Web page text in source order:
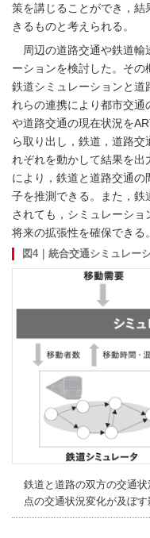
策を講じることができ，
きるものと考えられる。
周辺の道路交通や鉄道
ーションを検討した。そ
鉄道シミュレーションと道
れらの連携により都市交通
や道路交通の現在状況を
ら取り出し，鉄道，道路
れぞれを動かして結果を出
により，鉄道と道路交通
子を推測できる。また，
されても，シミュレーシ
将来の拡張性を確保できる。
図4｜統合交通シミュレー
鉄道と道路の双方の交通
点の交通状況変化が及ぼす